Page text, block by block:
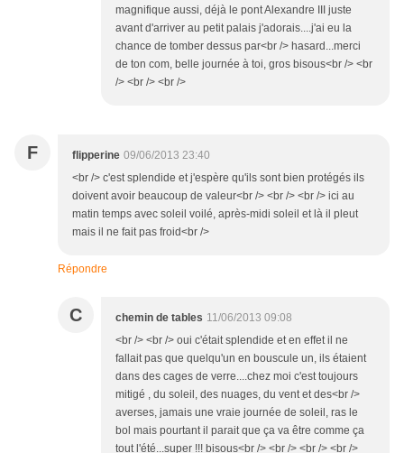
magnifique aussi, déjà le pont Alexandre III juste
avant d'arriver au petit palais j'adorais....j'ai eu la
chance de tomber dessus par<br /> hasard...merci
de ton com, belle journée à toi, gros bisous<br /> <br
/> <br /> <br />
F flipperine 09/06/2013 23:40
<br /> c'est splendide et j'espère qu'ils sont bien protégés ils
doivent avoir beaucoup de valeur<br /> <br /> <br /> ici au
matin temps avec soleil voilé, après-midi soleil et là il pleut
mais il ne fait pas froid<br />
Répondre
C chemin de tables 11/06/2013 09:08
<br /> <br /> oui c'était splendide et en effet il ne
fallait pas que quelqu'un en bouscule un, ils étaient
dans des cages de verre....chez moi c'est toujours
mitigé , du soleil, des nuages, du vent et des<br />
averses, jamais une vraie journée de soleil, ras le
bol mais pourtant il parait que ça va être comme ça
tout l'été...super !!! bisous<br /> <br /> <br /> <br />